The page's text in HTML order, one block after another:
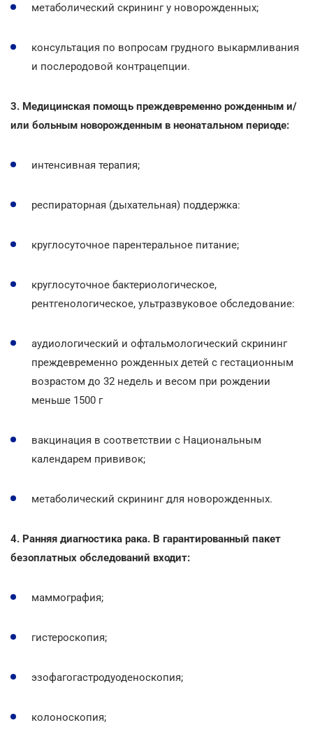
метаболический скрининг у новорожденных;
консультация по вопросам грудного выкармливания
и послеродовой контрацепции.
3. Медицинская помощь преждевременно рожденным и/
или больным новорожденным в неонатальном периоде:
интенсивная терапия;
респираторная (дыхательная) поддержка:
круглосуточное парентеральное питание;
круглосуточное бактериологическое,
рентгенологическое, ультразвуковое обследование:
аудиологический и офтальмологический скрининг
преждевременно рожденных детей с гестационным
возрастом до 32 недель и весом при рождении
меньше 1500 г
вакцинация в соответствии с Национальным
календарем прививок;
метаболический скрининг для новорожденных.
4. Ранняя диагностика рака. В гарантированный пакет
безоплатных обследований входит:
маммография;
гистероскопия;
эзофагогастродуоденоскопия;
колоноскопия;